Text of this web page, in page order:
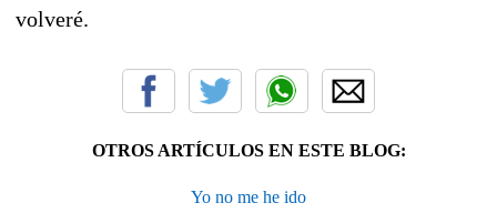
volveré.
OTROS ARTÍCULOS EN ESTE BLOG:
Yo no me he ido